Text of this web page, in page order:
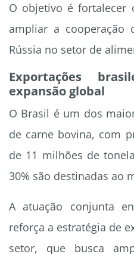
O objetivo é fortalecer
ampliar a cooperação
Rússia no setor de
Exportações
expansão global
O Brasil é um dos
de carne bovina, com
de 11 milhões de
30% são destinadas ao
A atuação conjunta
reforça a estratégia de
setor, que busca